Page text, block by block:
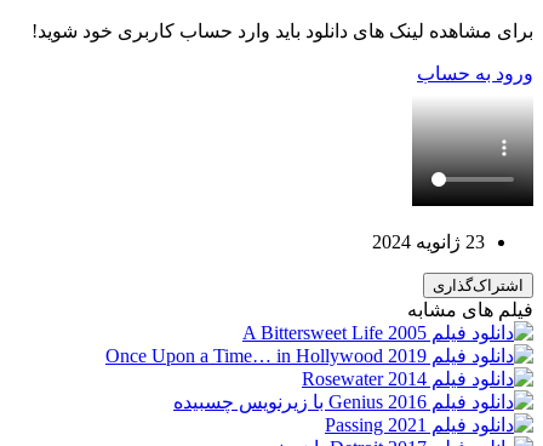
برای مشاهده لینک های دانلود باید وارد حساب کاربری خود شوید!
ورود به حساب
23 ژانویه 2024
اشتراک‌گذاری
فیلم های مشابه